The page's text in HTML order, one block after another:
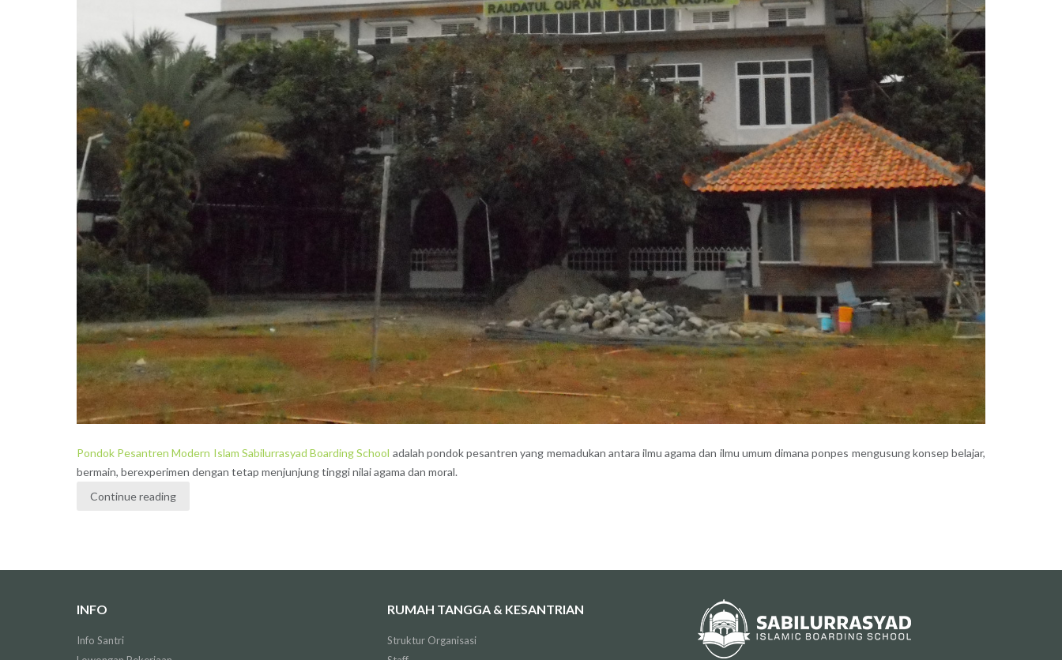
Pondok Pesantren Modern Islam Sabilurrasyad Boarding School adalah pondok pesantren yang memadukan antara ilmu agama dan ilmu umum dimana ponpes mengusung konsep belajar,
bermain, berexperimen dengan tetap menjunjung tinggi nilai agama dan moral.
Continue reading
INFO
Info Santri
RUMAH TANGGA & KESANTRIAN
Struktur Organisasi